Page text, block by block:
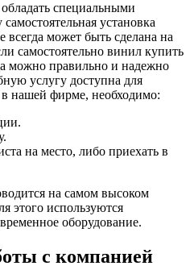
специальными
установка
может быть сделана на
самостоятельно винил купить
можно правильно и надежно
услугу доступна для
в нашей фирме, необходимо:
на место, либо приехать в
на самом высоком
этого используются
оборудование.
с компанией